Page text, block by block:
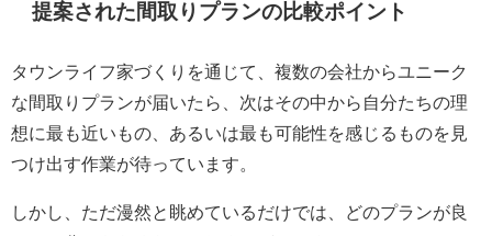
提案された間取りプランの比較ポイント
タウンライフ家づくりを通じて、複数の会社からユニーク
な間取りプランが届いたら、次はその中から自分たちの理
想に最も近いもの、あるいは最も可能性を感じるものを見
つけ出す作業が待っています。
しかし、ただ漫然と眺めているだけでは、どのプランが良